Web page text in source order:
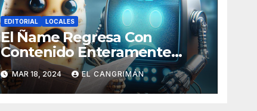
EDITORIAL LOCALES
El Ñame Regresa Con
Contenido Enteramente
Generado Por Inteligencia
Artificial
MAR 18, 2024 EL CANGRIMÁN